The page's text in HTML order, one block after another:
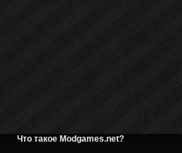
Что такое Modgames.net?